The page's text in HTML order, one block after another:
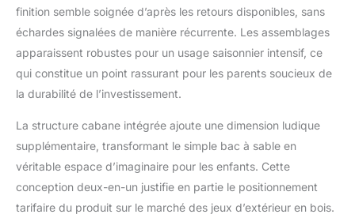
protection de sol pour
en toute sécurité !
PROTECTION DU
SOLEIL : Le toit avec
protection UV 50+
des rayons du soleil.
Même par temps
chaud, il garantit une
expérience de jeu
agréable ! De plus, les
jouets restent protégés
finition semble soignée d’après les retours disponibles, sans
échardes signalées de manière récurrente. Les assemblages
apparaissent robustes pour un usage saisonnier intensif, ce
qui constitue un point rassurant pour les parents soucieux de
la durabilité de l’investissement.
La structure cabane intégrée ajoute une dimension ludique
supplémentaire, transformant le simple bac à sable en
véritable espace d’imaginaire pour les enfants. Cette
conception deux-en-un justifie en partie le positionnement
tarifaire du produit sur le marché des jeux d’extérieur en bois.